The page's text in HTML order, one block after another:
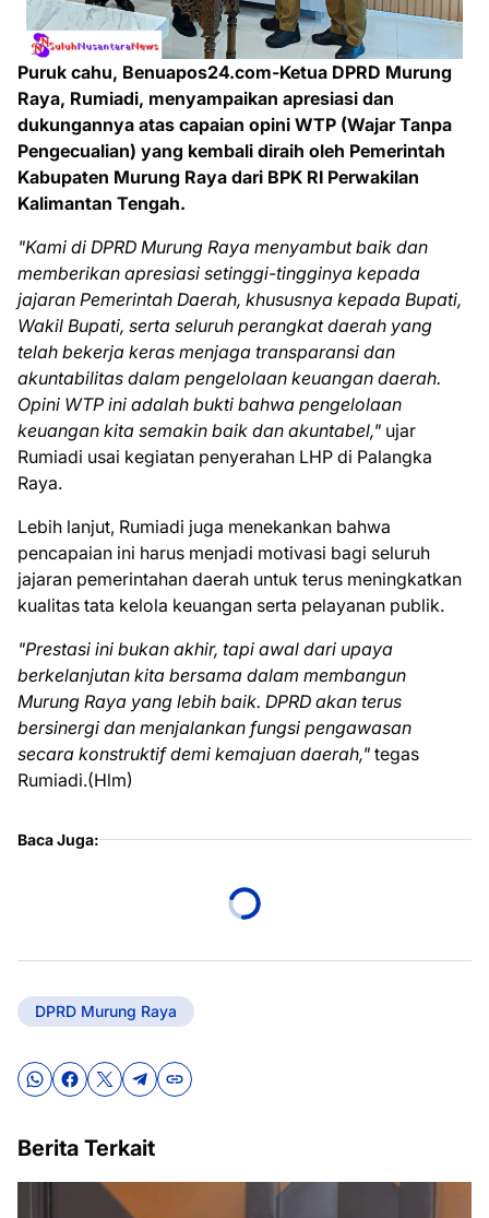
Puruk cahu, Benuapos24.com-Ketua DPRD Murung
Raya, Rumiadi, menyampaikan apresiasi dan
dukungannya atas capaian opini WTP (Wajar Tanpa
Pengecualian) yang kembali diraih oleh Pemerintah
Kabupaten Murung Raya dari BPK RI Perwakilan
Kalimantan Tengah.
"Kami di DPRD Murung Raya menyambut baik dan
memberikan apresiasi setinggi-tingginya kepada
jajaran Pemerintah Daerah, khususnya kepada Bupati,
Wakil Bupati, serta seluruh perangkat daerah yang
telah bekerja keras menjaga transparansi dan
akuntabilitas dalam pengelolaan keuangan daerah.
Opini WTP ini adalah bukti bahwa pengelolaan
keuangan kita semakin baik dan akuntabel," ujar
Rumiadi usai kegiatan penyerahan LHP di Palangka
Raya.
Lebih lanjut, Rumiadi juga menekankan bahwa
pencapaian ini harus menjadi motivasi bagi seluruh
jajaran pemerintahan daerah untuk terus meningkatkan
kualitas tata kelola keuangan serta pelayanan publik.
"Prestasi ini bukan akhir, tapi awal dari upaya
berkelanjutan kita bersama dalam membangun
Murung Raya yang lebih baik. DPRD akan terus
bersinergi dan menjalankan fungsi pengawasan
secara konstruktif demi kemajuan daerah," tegas
Rumiadi.(Hlm)
Baca Juga:
DPRD Murung Raya
Berita Terkait